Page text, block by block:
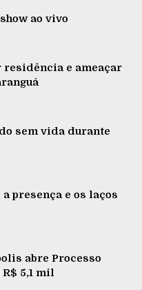
ao vivo
residência e ameaçar
sem vida durante
presença e os laços
abre Processo
5,1 mil